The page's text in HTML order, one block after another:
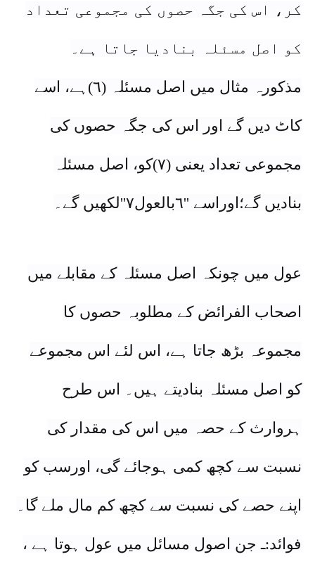
کر، اس کی جگہ حصوں کی مجموعی تعداد
کو اصل مسئلہ بنادیا جاتا ہے۔
مذکورہ مثال میں اصل مسئلہ (٦)ہے، اسے
کاٹ دیں گے اور اس کی جگہ حصوں کی
مجموعی تعداد یعنی (٧)کو، اصل مسئلہ
بنادیں گے؛اوراسے ''٦بالعول٧''لکھیں گے۔
عول میں چونکہ اصل مسئلہ کے مقابلے میں
اصحاب الفرائض کے مطلوبہ حصوں کا
مجموعہ بڑھ جاتا ہے، اس لئے اس مجموعے
کو اصل مسئلہ بنادیتے ہیں۔ اس طرح
ہروارث کے حصہ میں اس کی مقدار کی
نسبت سے کچھ کمی ہوجائے گی، اورسب کو
اپنے حصے کی نسبت سے کچھ کم مال ملے گا۔
فوائد:ـ جن اصول مسائل میں عول ہوتا ہے ،